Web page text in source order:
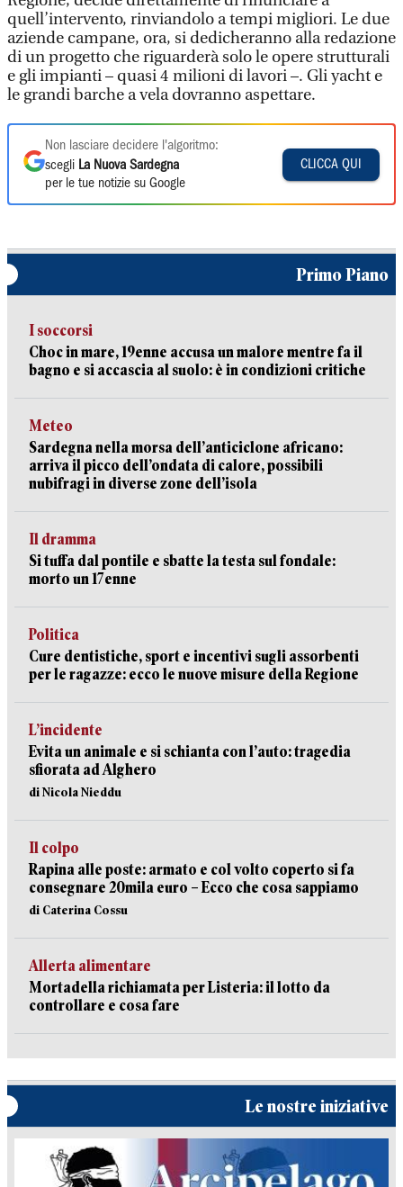
quell’intervento, rinviandolo a tempi migliori. Le due
aziende campane, ora, si dedicheranno alla redazione
di un progetto che riguarderà solo le opere strutturali
e gli impianti – quasi 4 milioni di lavori –. Gli yacht e
le grandi barche a vela dovranno aspettare.
Non lasciare decidere l'algoritmo:
scegli La Nuova Sardegna
per le tue notizie su Google
CLICCA QUI
Primo Piano
I soccorsi
Choc in mare, 19enne accusa un malore mentre fa il
bagno e si accascia al suolo: è in condizioni critiche
Meteo
Sardegna nella morsa dell’anticiclone africano:
arriva il picco dell’ondata di calore, possibili
nubifragi in diverse zone dell’isola
Il dramma
Si tuffa dal pontile e sbatte la testa sul fondale:
morto un 17enne
Politica
Cure dentistiche, sport e incentivi sugli assorbenti
per le ragazze: ecco le nuove misure della Regione
L’incidente
Evita un animale e si schianta con l’auto: tragedia
sfiorata ad Alghero
di Nicola Nieddu
Il colpo
Rapina alle poste: armato e col volto coperto si fa
consegnare 20mila euro – Ecco che cosa sappiamo
di Caterina Cossu
Allerta alimentare
Mortadella richiamata per Listeria: il lotto da
controllare e cosa fare
Le nostre iniziative